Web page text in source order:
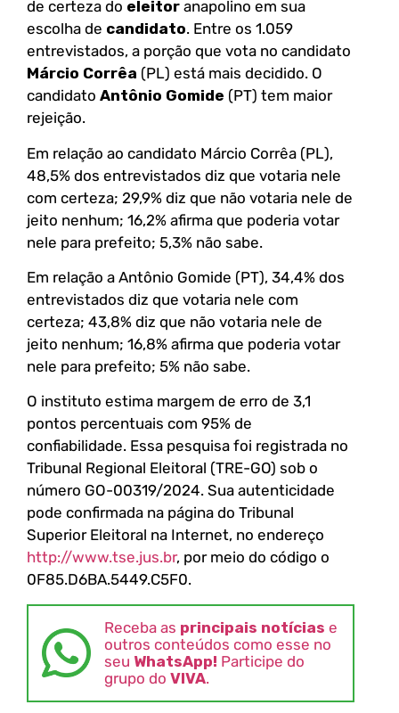
de certeza do eleitor anapolino em sua
escolha de candidato. Entre os 1.059
entrevistados, a porção que vota no candidato
Márcio Corrêa (PL) está mais decidido. O
candidato Antônio Gomide (PT) tem maior
rejeição.
Em relação ao candidato Márcio Corrêa (PL),
48,5% dos entrevistados diz que votaria nele
com certeza; 29,9% diz que não votaria nele de
jeito nenhum; 16,2% afirma que poderia votar
nele para prefeito; 5,3% não sabe.
Em relação a Antônio Gomide (PT), 34,4% dos
entrevistados diz que votaria nele com
certeza; 43,8% diz que não votaria nele de
jeito nenhum; 16,8% afirma que poderia votar
nele para prefeito; 5% não sabe.
O instituto estima margem de erro de 3,1
pontos percentuais com 95% de
confiabilidade. Essa pesquisa foi registrada no
Tribunal Regional Eleitoral (TRE-GO) sob o
número GO-00319/2024. Sua autenticidade
pode confirmada na página do Tribunal
Superior Eleitoral na Internet, no endereço
http://www.tse.jus.br, por meio do código o
0F85.D6BA.5449.C5F0.
Receba as principais notícias e
outros conteúdos como esse no
seu WhatsApp! Participe do
grupo do VIVA.